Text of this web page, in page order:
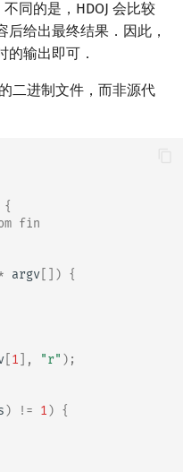
同的是，HDOJ 会比较
给出最终结果．因此，
的输出即可．
二进制文件，而非源代
{
fin
argv []) {
1 ], "r" );
) != 1) {